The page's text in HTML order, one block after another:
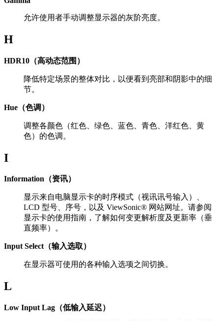
允许使用者手动调整显示器的灰阶亮度。
H
HDR10（高动态范围）
降低特定场景的整体对比，以便看到亮部和阴影中的细
节。
Hue（色调）
调整各颜色（红色、绿色、蓝色、青色、洋红色、黄
色）的色调。
I
Information（资讯）
显示来自电脑显示卡的时序模式（视讯讯号输入）、
LCD 型号、序号，以及 ViewSonic® 网站网址。请参阅
显示卡的使用指南，了解如何变更解析度及更新率（垂
直频率）。
Input Select（输入选取）
在显示器可使用的各种输入选项之间切换。
L
Low Input Lag（低输入延迟）